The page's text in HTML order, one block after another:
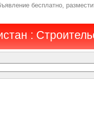
бесплатно,
: